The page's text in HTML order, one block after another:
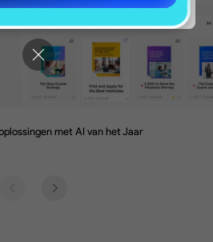
Cloud en deel via een link.
Pas Delen Toestemmingen aan
Stel machtigingen in en bepaal de
vervaltijd voor de gedeelde link als
beschermende maatregel.
Koop Nu